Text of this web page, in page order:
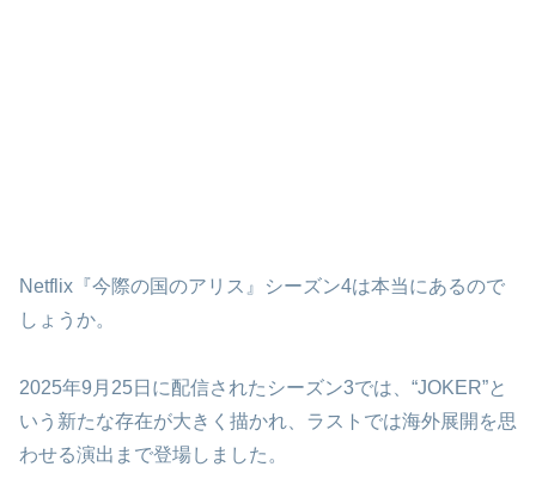
Netflix『今際の国のアリス』シーズン4は本当にあるので
しょうか。
2025年9月25日に配信されたシーズン3では、“JOKER”と
いう新たな存在が大きく描かれ、ラストでは海外展開を思
わせる演出まで登場しました。